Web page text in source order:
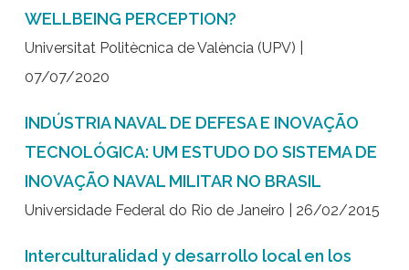
WELLBEING PERCEPTION?
Universitat Politècnica de València (UPV) |
07/07/2020
INDÚSTRIA NAVAL DE DEFESA E INOVAÇÃO
TECNOLÓGICA: UM ESTUDO DO SISTEMA DE
INOVAÇÃO NAVAL MILITAR NO BRASIL
Universidade Federal do Rio de Janeiro | 26/02/2015
Interculturalidad y desarrollo local en los